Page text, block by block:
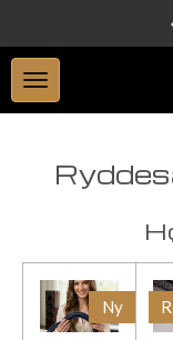
til
hovedinnhold
Ny